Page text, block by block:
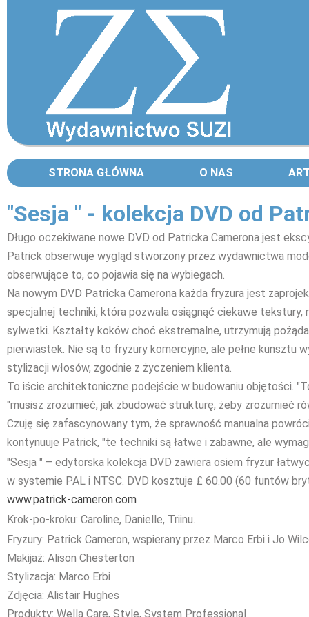
STRONA GŁÓWNA O NAS
"Sesja " - kolekcja DVD od
Długo oczekiwane nowe DVD od Patricka Camerona jest
Patrick obserwuje wygląd stworzony przez wydawnictwa
obserwujące to, co pojawia się na wybiegach.
Na nowym DVD Patricka Camerona każda fryzura jest
specjalnej techniki, która pozwala osiągnąć ciekawe tekstury,
sylwetki. Kształty koków choć ekstremalne, utrzymują
pierwiastek. Nie są to fryzury komercyjne, ale pełne kunsztu
stylizacji włosów, zgodnie z życzeniem klienta.
To iście architektoniczne podejście w budowaniu objętości.
"musisz zrozumieć, jak zbudować strukturę, żeby zrozumieć
Czuję się zafascynowany tym, że sprawność manualna
kontynuuje Patrick, "te techniki są łatwe i zabawne, ale
"Sesja " – edytorska kolekcja DVD zawiera osiem fryzur
w systemie PAL i NTSC. DVD kosztuje £ 60.00 (60 funtów
www.patrick-cameron.com
Krok-po-kroku: Caroline, Danielle, Triinu.
Fryzury: Patrick Cameron, wspierany przez Marco Erbi i Jo
Makijaż: Alison Chesterton
Stylizacja: Marco Erbi
Zdjęcia: Alistair Hughes
Produkty: Wella Care, Style, System Professional